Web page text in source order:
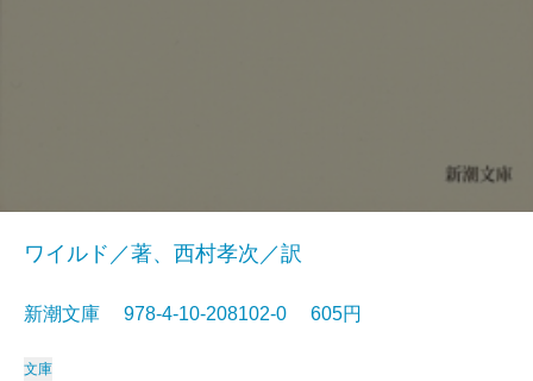
ワイルド／著、西村孝次／訳
新潮文庫 978-4-10-208102-0 605円
文庫